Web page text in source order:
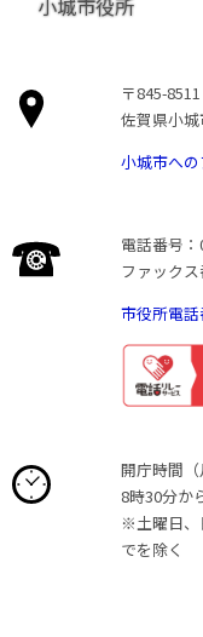
小城市役所
〒845-8511
佐賀県小
小城市への
電話番号：
ファック
市役所電
開庁時間（
8時30分か
※土曜日、
でを除く